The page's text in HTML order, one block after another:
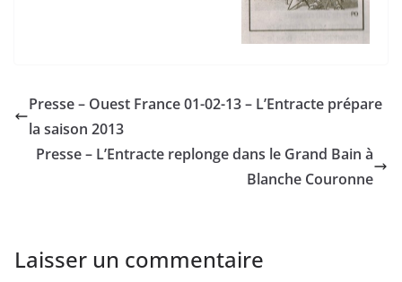
Presse – Ouest France 01-02-13 – L’Entracte prépare
la saison 2013
Presse – L’Entracte replonge dans le Grand Bain à
Blanche Couronne
Laisser un commentaire